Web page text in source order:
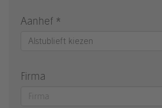
Aanhef *
Alstublieft kiezen
Firma